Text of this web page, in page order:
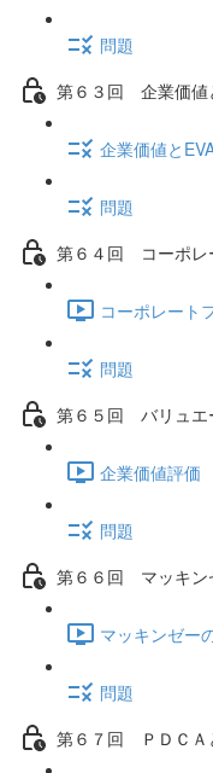
問題
第６３回 企業価値
企業価値と
問題
第６４回 コーポレ
コーポレート
問題
第６５回 バリュ
企業価値評価
問題
第６６回 マッキン
マッキンゼー
問題
第６７回 ＰＤＣＡ